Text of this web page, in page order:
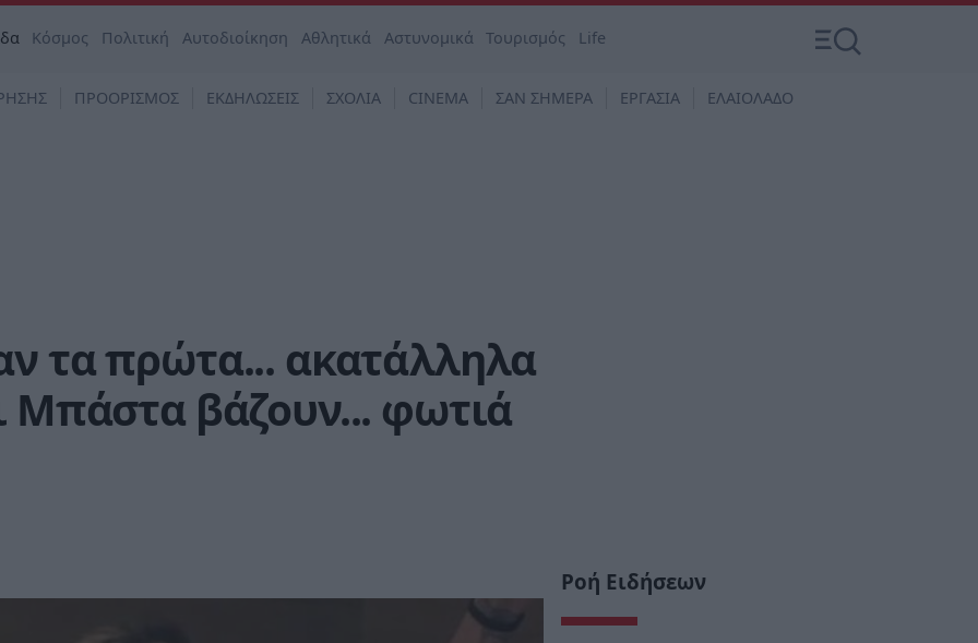
Κόσμος Πολιτική Αυτοδιοίκηση Αθλητικά Αστυνομικά Τουρισμός Life
ΠΡΟΟΡΙΣΜΟΣ ΕΚΔΗΛΩΣΕΙΣ ΣΧΟΛΙΑ CINEMA ΣΑΝ ΣΗΜΕΡΑ ΕΡΓΑΣΙΑ ΕΛΑΙΟΛΑΔΟ
τα πρώτα... ακατάλληλα
Μπάστα βάζουν... φωτιά
Ροή Ειδήσεων